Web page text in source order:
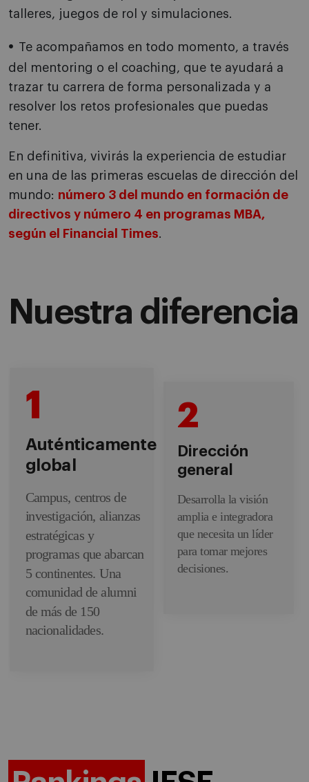
talleres, juegos de rol y simulaciones.
Te acompañamos en todo momento, a través
del mentoring o el coaching, que te ayudará a
trazar tu carrera de forma personalizada y a
resolver los retos profesionales que puedas
tener.
En definitiva, vivirás la experiencia de estudiar
en una de las primeras escuelas de dirección del
mundo: número 3 del mundo en formación de
directivos y número 4 en programas MBA,
según el Financial Times.
Nuestra diferencia
1
Auténticamente
global
Campus, centros de
investigación, alianzas
estratégicas y
programas que abarcan
5 continentes. Una
comunidad de alumni
de más de 150
nacionalidades.
2
Dirección
general
Desarrolla la visión
amplia e integradora
que necesita un líder
para tomar mejores
decisiones.